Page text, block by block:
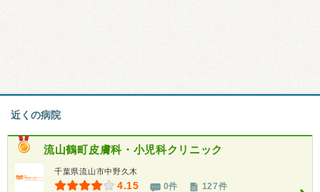
近くの病院
流山鶴町皮膚科・小児科クリニック
千葉県流山市中野久木
4.15 0件 127件